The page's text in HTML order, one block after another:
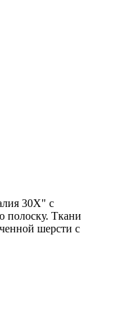
30Х" с
полоску. Ткани
шерсти с